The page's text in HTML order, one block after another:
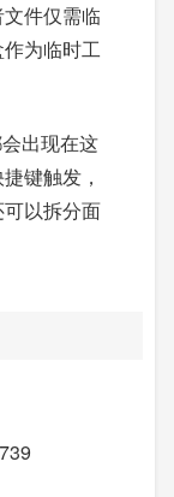
件仅需临
为临时工
出现在这
键触发，
以拆分面